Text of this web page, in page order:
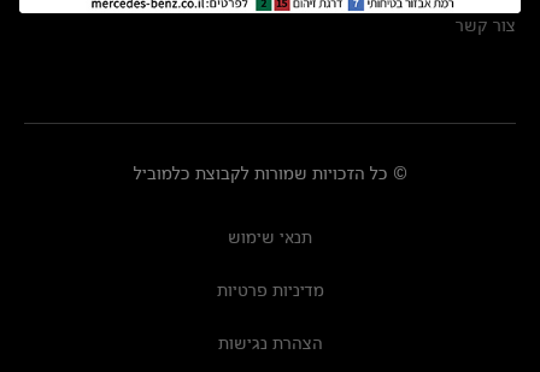
צור קשר
© כל הזכויות שמורות לקבוצת כלמוביל
תנאי שימוש
מדיניות פרטיות
הצהרת נגישות